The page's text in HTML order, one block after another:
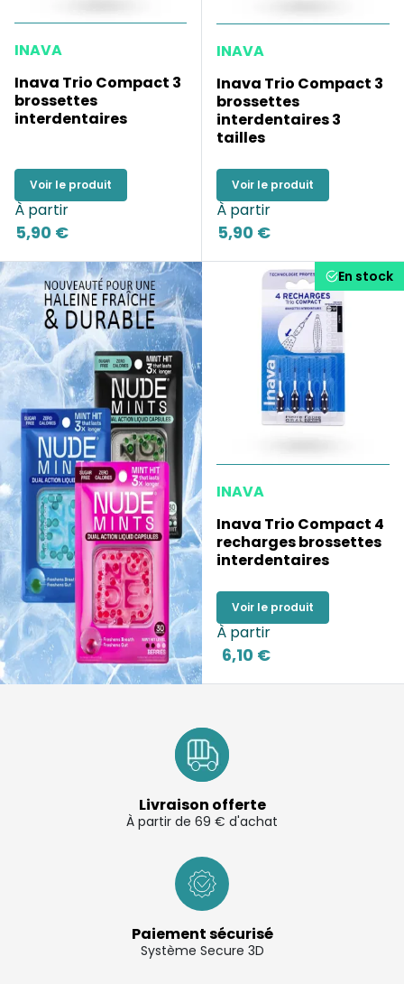
INAVA
Inava Trio Compact 3
brossettes
interdentaires
Voir le produit
À partir
5,90 €
INAVA
Inava Trio Compact 3
brossettes
interdentaires 3
tailles
Voir le produit
À partir
5,90 €
En stock
INAVA
Inava Trio Compact 4
recharges brossettes
interdentaires
Voir le produit
À partir
6,10 €
Livraison offerte
À partir de 69 € d'achat
Paiement sécurisé
Système Secure 3D